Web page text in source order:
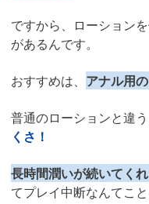
ですから、ローション
があるんです。
おすすめは、 アナル用
普通のローションと違
くさ！
長時間潤いが続いてく
てプレイ中断なんてこ